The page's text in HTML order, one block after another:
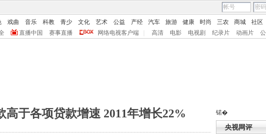
戏曲 音乐 科教 青少 文化 艺术 公益 产经 汽车 旅游 健康 时尚 三农 商城 社区
直播中国 赛事直播 网络电视客户端 高清 电影 电视剧 纪录片 动画片
高于各项贷款增速 2011年增长22% 锘�
央视网评